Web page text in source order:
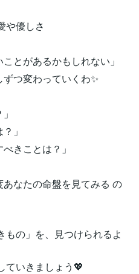
や優しさ
とがあるかもしれない」
つ変わっていくわ✨
」
きことは？」
なたの命盤を見てみる の
もの」を、見つけられるよ
ていきましょう💖